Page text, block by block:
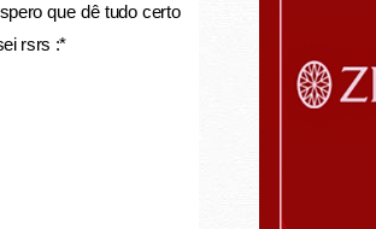
que dê tudo certo
rsrs :*